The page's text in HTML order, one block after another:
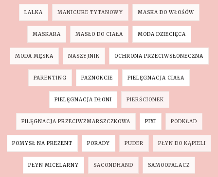
LALKA MANICURE TYTANOWY MASKA DO WŁOŚÓW
MASKARA MASŁO DO CIAŁA MODA DZIECIĘCA
MODA MĘSKA NASZYJNIK OCHRONA PRZECIWSŁONECZNA
PARENTING PAZNOKCIE PIELĘGNACJA CIAŁA
PIELĘGNACJA DŁONI PIERŚCIONEK
PILĘGNACJA PRZECIWZMARSZCZKOWA PIXI PODKŁAD
POMYSŁ NA PREZENT PORADY PUDER PŁYN DO KĄPIELI
PŁYN MICELARNY SACONDHAND SAMOOPALACZ